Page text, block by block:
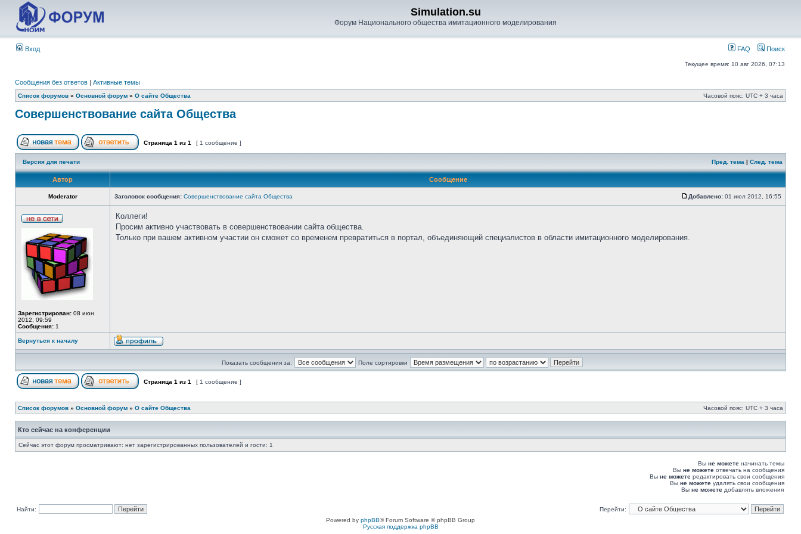
Simulation.su
Форум Национального общества имитационного моделирования
Вход FAQ Поиск
Текущее время: 10 авг 2026, 07:13
Сообщения без ответов | Активные темы
Список форумов » Основной форум » О сайте Общества Часовой пояс: UTC + 3 часа
Совершенствование сайта Общества
Страница 1 из 1 [ 1 сообщение ]
Версия для печати Пред. тема | След. тема
Автор Сообщение
Moderator Заголовок сообщения: Совершенствование сайта Общества Добавлено: 01 июл 2012, 16:55
Зарегистрирован: 08 июн
2012, 09:59
Сообщения: 1
Коллеги!
Просим активно участвовать в совершенствовании сайта общества.
Только при вашем активном участии он сможет со временем превратиться в портал, объединяющий специалистов в области имитационного моделирования.
Вернуться к началу
Показать сообщения за: Поле сортировки
Страница 1 из 1 [ 1 сообщение ]
Список форумов » Основной форум » О сайте Общества Часовой пояс: UTC + 3 часа
Кто сейчас на конференции
Сейчас этот форум просматривают: нет зарегистрированных пользователей и гости: 1
Вы не можете начинать темы
Вы не можете отвечать на сообщения
Вы не можете редактировать свои сообщения
Вы не можете удалять свои сообщения
Вы не можете добавлять вложения
Найти:
Перейти:
Powered by phpBB® Forum Software © phpBB Group
Русская поддержка phpBB